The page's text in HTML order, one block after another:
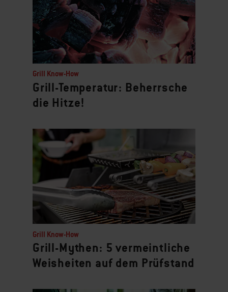
Next
and
Previous
buttons
to
navigate.
Grill Know-How
Grill-Temperatur: Beherrsche
die Hitze!
Grill Know-How
Grill-Mythen: 5 vermeintliche
Weisheiten auf dem Prüfstand